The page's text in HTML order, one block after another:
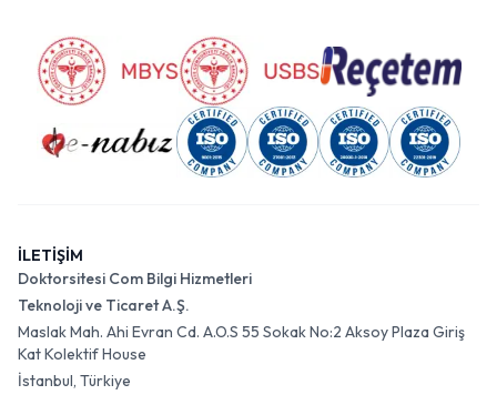
İLETİŞİM
Doktorsitesi Com Bilgi Hizmetleri
Teknoloji ve Ticaret A.Ş.
Maslak Mah. Ahi Evran Cd. A.O.S 55 Sokak No:2 Aksoy Plaza Giriş
Kat Kolektif House
İstanbul, Türkiye